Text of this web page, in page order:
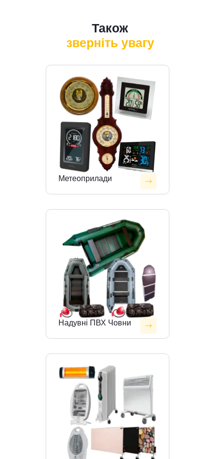
Також
зверніть увагу
Метеоприлади
Надувні ПВХ Човни